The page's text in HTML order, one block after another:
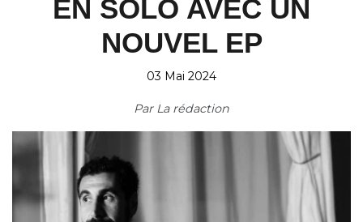
EN SOLO AVEC UN
NOUVEL EP
03 Mai 2024
Par La rédaction